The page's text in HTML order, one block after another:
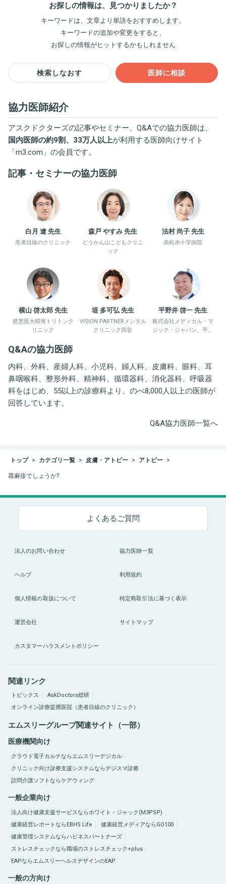
お探しの情報は、見つかりましたか？
キーワードは、文章より単語をおすすめします。
キーワードの追加や変更をすると、
お探しの情報がヒットするかもしれません
検索しなおす 医師に相談
協力医師紹介
アスクドクターズの記事やセミナー、Q&Aでの協力医師は、
国内医師の約9割、33万人以上が利用する医師向けサイト
「m3.com 」の会員です。
記事・セミナーの協力医師
白月 遼 先生
患者目線のクリニック
森戸 やすみ 先生
どうかん山こどもクリニ
ック
法村 尚子 先生
高松赤十字病院
横山 啓太郎 先生
慈恵医大晴海トリトンク
リニック
堤 多可弘 先生
VISION PARTNERメンタル
クリニック四谷
平野井 啓一 先生
株式会社メディカル・マ
ジック・ジャパン、平野
Q&Aの協力医師
内科、外科、産婦人科、小児科、婦人科、皮膚科、眼科、耳
鼻咽喉科、整形外科、精神科、循環器科、消化器科、呼吸器
科をはじめ、55以上の診療科より、のべ8,000人以上の医師が
回答しています。
Q&A協力医師一覧へ
トップ カテゴリ一覧 皮膚・アトピー アトピー
蕁麻疹でしょうか?
よくあるご質問
法人のお問い合わせ 協力医師一覧
ヘルプ 利用規約
個人情報の取扱について 特定商取引法に基づく表示
運営会社 サイトマップ
カスタマーハラスメントポリシー
関連リンク
トピックス
AskDoctors総研
オンライン診療提携医院（患者目線のクリニック）
エムスリーグループ関連サイト（一部）
医療機関向け
クラウド電子カルテならエムスリーデジカル
クリニック向け診療支援システムならデジスマ診療
訪問介護ソフトならケアウィング
一般企業向け
法人向け健康支援サービスならホワイト・ジャック(M3PSP)
健康経営レポートならEBHS Life
健康経営メディアならGO100
健康管理システムならハピネスパートナーズ
ストレスチェックなら職場のストレスチェック+plus
EAPならエムスリーヘルスデザインのEAP
一般の方向け